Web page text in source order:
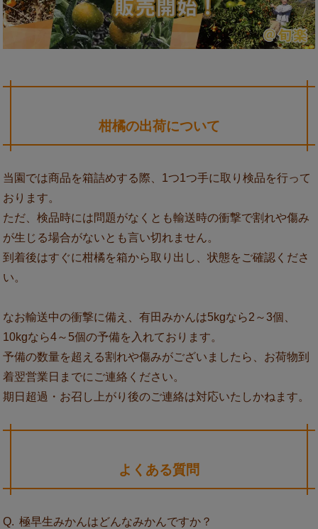
柑橘の出荷について
当園では商品を箱詰めする際、1つ1つ手に取り検品を行って
おります。
ただ、検品時には問題がなくとも輸送時の衝撃で割れや傷み
が生じる場合がないとも言い切れません。
到着後はすぐに柑橘を箱から取り出し、状態をご確認くださ
い。
なお輸送中の衝撃に備え、有田みかんは5kgなら2～3個、
10kgなら4～5個の予備を入れております。
予備の数量を超える割れや傷みがございましたら、お荷物到
着翌営業日までにご連絡ください。
期日超過・お召し上がり後のご連絡は対応いたしかねます。
よくある質問
極早生みかんはどんなみかんですか？